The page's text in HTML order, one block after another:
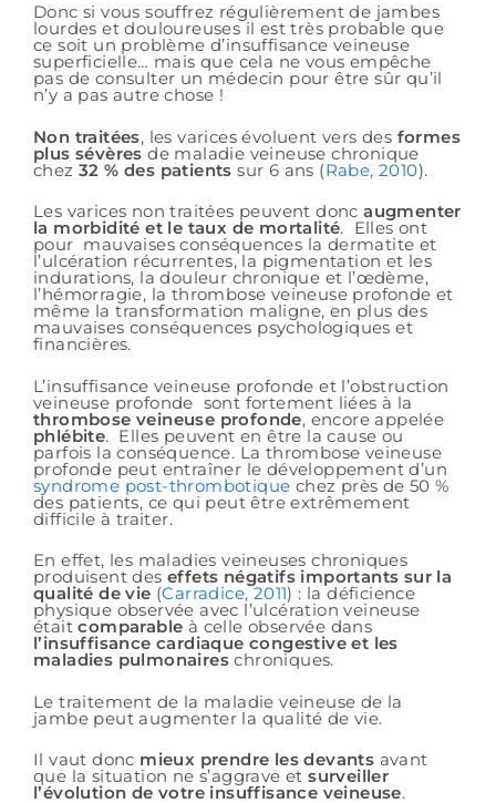
Donc si vous souffrez régulièrement de jambes
lourdes et douloureuses il est très probable que
ce soit un problème d’insuffisance veineuse
superficielle… mais que cela ne vous empêche
pas de consulter un médecin pour être sûr qu’il
n’y a pas autre chose !
Non traitées, les varices évoluent vers des formes
plus sévères de maladie veineuse chronique
chez 32 % des patients sur 6 ans (Rabe, 2010).
Les varices non traitées peuvent doncaugmenter
la morbidité et le taux de mortalité. Elles ont
pour mauvaises conséquences la dermatite et
l’ulcération récurrentes, la pigmentation et les
indurations, la douleur chronique et l’œdème,
l’hémorragie, la thrombose veineuse profonde et
même la transformation maligne, en plus des
mauvaises conséquences psychologiques et
financières.
L’insuffisance veineuse profonde et l’obstruction
veineuse profonde sont fortement liées à la
thrombose veineuse profonde, encore appelée
phlébite. Elles peuvent en être la cause ou
parfois la conséquence. La thrombose veineuse
profonde peut entraîner le développement d’un
syndrome post-thrombotique chez près de 50 %
des patients, ce qui peut être extrêmement
difficile à traiter.
En effet, les maladies veineuses chroniques
produisent deseffets négatifs importants sur la
qualité de vie (Carradice, 2011) : la déficience
physique observée avec l’ulcération veineuse
étaitcomparable à celle observée dans
l’insuffisance cardiaque congestive et les
maladies pulmonaires chroniques.
Le traitement de la maladie veineuse de la
jambe peut augmenter la qualité de vie.
Il vaut donc mieux prendre les devants avant
que la situation ne s’aggrave etsurveiller
l’évolution de votre insuffisance veineuse.